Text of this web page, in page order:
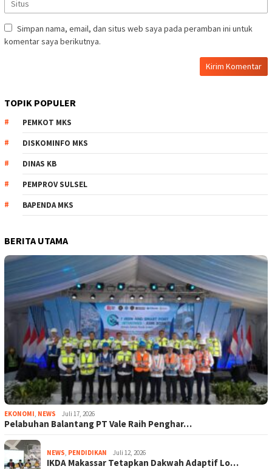
Simpan nama, email, dan situs web saya pada peramban ini untuk
komentar saya berikutnya.
TOPIK POPULER
PEMKOT MKS
DISKOMINFO MKS
DINAS KB
PEMPROV SULSEL
BAPENDA MKS
BERITA UTAMA
EKONOMI, NEWS Juli 17, 2026
Pelabuhan Balantang PT Vale Raih Penghar…
NEWS, PENDIDIKAN Juli 12, 2026
IKDA Makassar Tetapkan Dakwah Adaptif Lo…